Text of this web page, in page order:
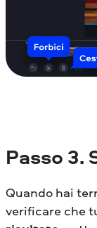
Passo 3.
Quando hai
verificare che